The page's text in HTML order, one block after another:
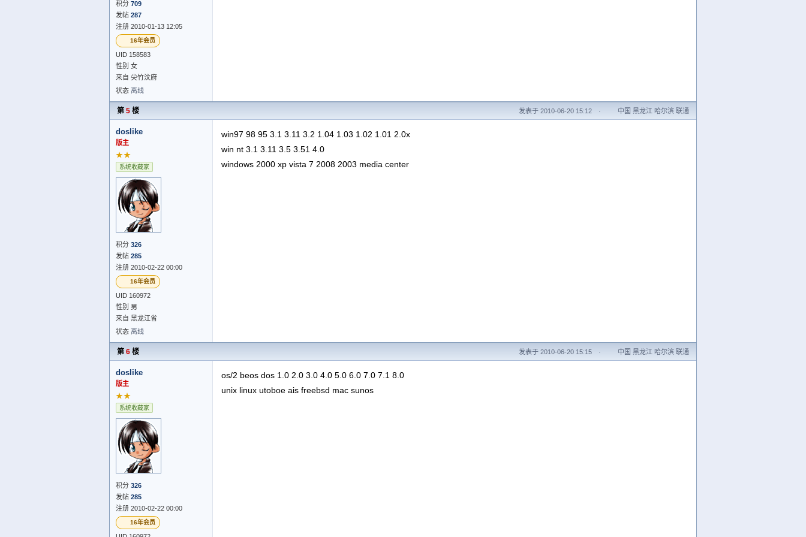
积分 709
发帖 287
注册 2010-01-13 12:05
16年会员
UID 158583
性别 女
来自 尖竹汶府
状态 离线
第 5 楼 发表于 2010-06-20 15:12 · 中国 黑龙江 哈尔滨 联通
doslike
版主
★★
系统收藏家
积分 326
发帖 285
注册 2010-02-22 00:00
16年会员
UID 160972
性别 男
来自 黑龙江省
状态 离线
win97 98 95 3.1 3.11 3.2 1.04 1.03 1.02 1.01 2.0x
win nt 3.1 3.11 3.5 3.51 4.0
windows 2000 xp vista 7 2008 2003 media center
第 6 楼 发表于 2010-06-20 15:15 · 中国 黑龙江 哈尔滨 联通
doslike
版主
★★
系统收藏家
积分 326
发帖 285
注册 2010-02-22 00:00
16年会员
os/2 beos dos 1.0 2.0 3.0 4.0 5.0 6.0 7.0 7.1 8.0
unix linux utoboe ais freebsd mac sunos